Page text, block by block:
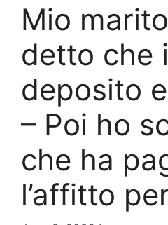
Mio
detto che
deposito
– Poi ho
che ha
l’affitto